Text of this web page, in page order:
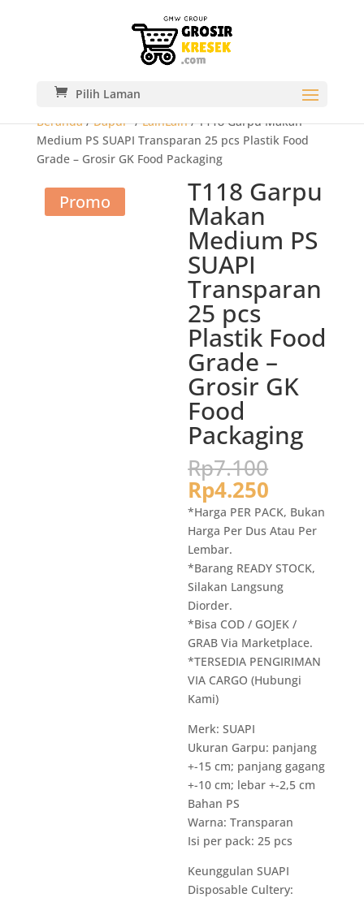
Pilih Laman
Beranda/Dapur-/LainLain/ T118 Garpu Makan
Medium PS SUAPI Transparan 25 pcs Plastik Food
Grade – Grosir GK Food Packaging
Promo T118 Garpu
Makan
Medium PS
SUAPI
Transparan
25 pcs
Plastik Food
Grade –
Grosir GK
Food
Packaging
Rp7.100
adalah:
Rp7.100.
Rp4.250
saat
ini
adalah:
Rp4.250.
*Harga PER PACK, Bukan
Harga Per Dus Atau Per
Lembar.
*Barang READY STOCK,
Silakan Langsung
Diorder.
*Bisa COD / GOJEK /
GRAB Via Marketplace.
*TERSEDIA PENGIRIMAN
VIA CARGO (Hubungi
Kami)
Merk: SUAPI
Ukuran Garpu: panjang
+-15 cm; panjang gagang
+-10 cm; lebar +-2,5 cm
Bahan PS
Warna: Transparan
Isi per pack: 25 pcs
Keunggulan SUAPI
Disposable Cultery: